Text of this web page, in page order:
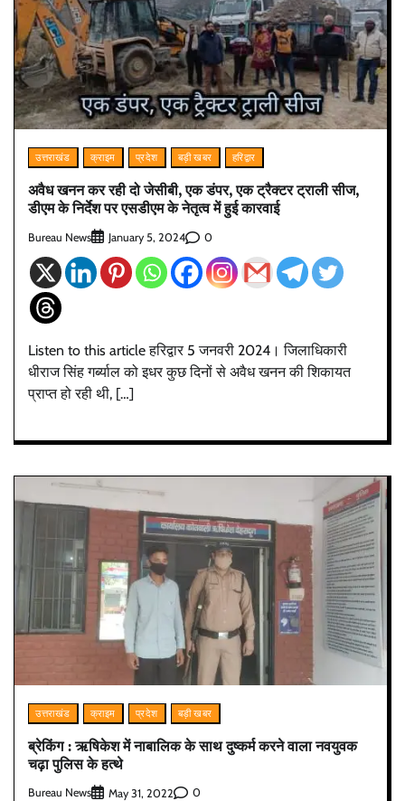
उत्तराखंड क्राइम प्रदेश बड़ी खबर हरिद्वार
अवैध खनन कर रही दो जेसीबी, एक डंपर, एक ट्रैक्टर ट्राली सीज,
डीएम के निर्देश पर एसडीएम के नेतृत्व में हुई कारवाई
Bureau News January 5, 2024 0
Listen to this article हरिद्वार 5 जनवरी 2024। जिलाधिकारी
धीराज सिंह गर्ब्याल को इधर कुछ दिनों से अवैध खनन की शिकायत
प्राप्त हो रही थी, […]
उत्तराखंड क्राइम प्रदेश बड़ी खबर
ब्रेकिंग : ऋषिकेश में नाबालिक के साथ दुष्कर्म करने वाला नवयुवक
चढ़ा पुलिस के हत्थे
Bureau News May 31, 2022 0